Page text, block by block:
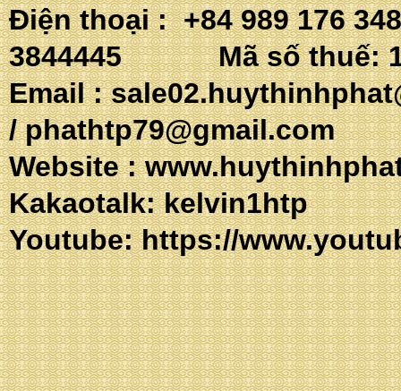
Điện thoại : +84 989 176
3844445 Mã số thuế:
Email :
/phathtp79@gmail.com
Website :
Kakaotalk:
Youtube:https://